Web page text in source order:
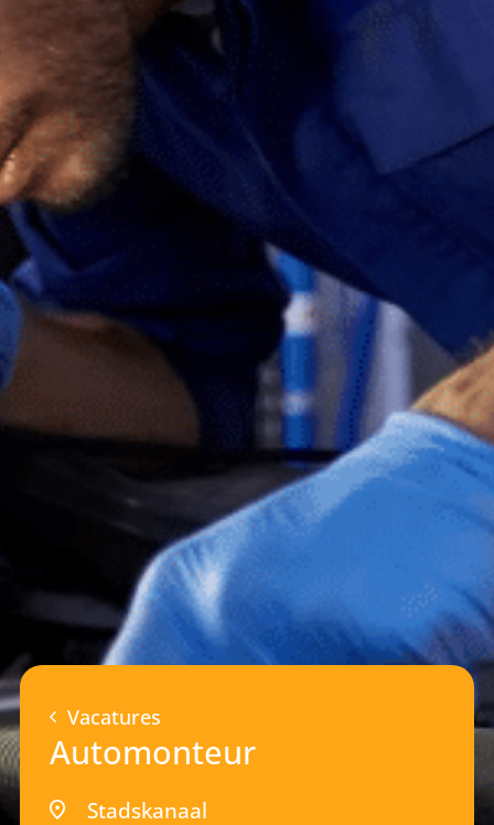
Vacatures
Automonteur
Stadskanaal